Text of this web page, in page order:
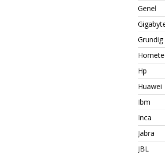
Genel
Grundig
Hp
Huawei
Ibm
Inca
Jabra
JBL